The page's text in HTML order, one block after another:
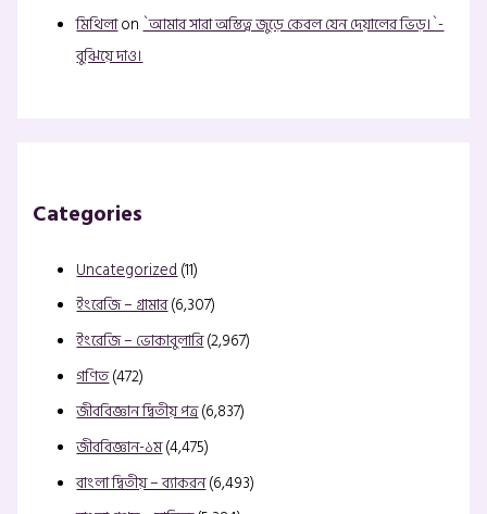
মিথিলাon`আমার সারা অস্তিত্ব জুড়ে কেবল যেন দেয়ালের ভিড়।`-
বুঝিয়ে দাও।
Categories
Uncategorized(11)
ইংরেজি – গ্রামার(6,307)
ইংরেজি – ভোকাবুলারি(2,967)
গণিত(472)
জীববিজ্ঞান দ্বিতীয় পত্র(6,837)
জীববিজ্ঞান-১ম(4,475)
বাংলা দ্বিতীয় – ব্যাকরন(6,493)